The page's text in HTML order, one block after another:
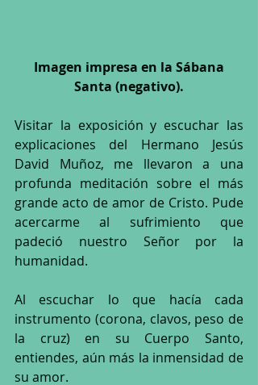
Santa (negativo).
Visitar la exposición y escuchar las
explicaciones del Hermano Jesús
David Muñoz, me llevaron a una
profunda meditación sobre el más
grande acto de amor de Cristo. Pude
acercarme al sufrimiento que
padeció nuestro Señor por la
humanidad.
Al escuchar lo que hacía cada
instrumento (corona, clavos, peso de
la cruz) en su Cuerpo Santo,
entiendes, aún más la inmensidad de
su amor.